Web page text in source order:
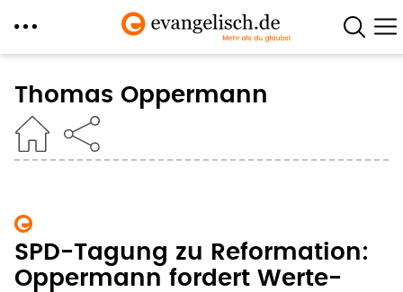
zum
Inhalt
Thomas Oppermann
SPD-Tagung zu Reformation:
Oppermann fordert Werte-